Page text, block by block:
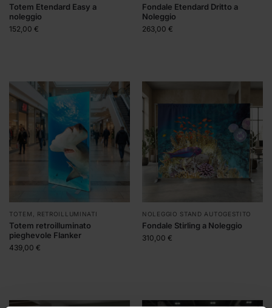
Totem Etendard Easy a
noleggio
152,00 €
Fondale Etendard Dritto a
Noleggio
263,00 €
TOTEM RETROILLUMINATI
Totem retroilluminato
pieghevole Flanker
439,00 €
NOLEGGIO STAND AUTOGESTITO
Fondale Stirling a Noleggio
310,00 €